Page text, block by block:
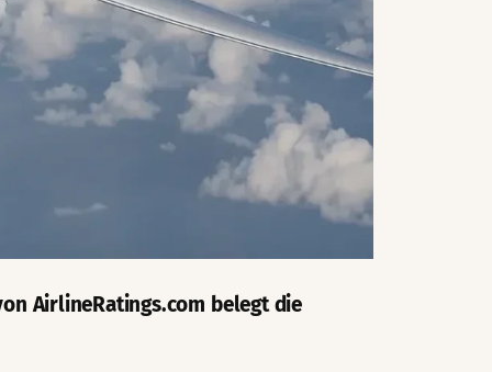
AirlineRatings.com belegt die